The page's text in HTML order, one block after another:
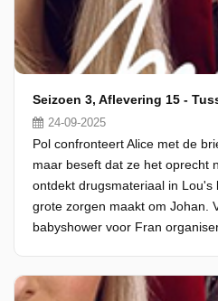
Seizoen 3, Aflevering 15 -
24-09-2025
Pol confronteert Alice met de
maar beseft dat ze het oprecht
ontdekt drugsmateriaal in Lou's
grote zorgen maakt om Johan.
babyshower voor Fran